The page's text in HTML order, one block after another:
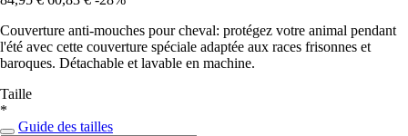
Couverture anti-mouches pour cheval: protégez votre animal pendant
l'été avec cette couverture spéciale adaptée aux races frisonnes et
baroques. Détachable et lavable en machine.
Taille
*
Guide des tailles